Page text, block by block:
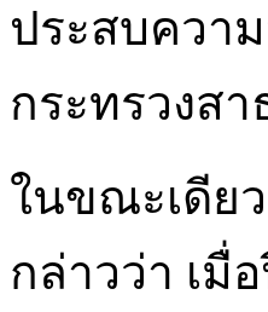
ประสบควา
กระทรวงส
ในขณะเดีย
กล่าวว่า เมื่